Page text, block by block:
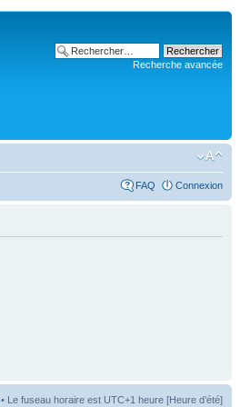
Recherche avancée
FAQ Connexion
• Le fuseau horaire est UTC+1 heure [Heure d’été]